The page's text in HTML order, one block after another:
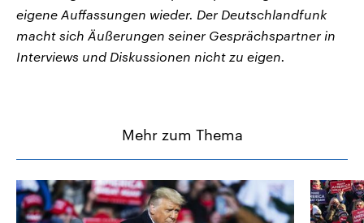
eigene Auffassungen wieder. Der Deutschlandfunk
macht sich Äußerungen seiner Gesprächspartner in
Interviews und Diskussionen nicht zu eigen.
Mehr zum Thema